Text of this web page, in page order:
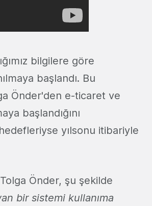
bilgilere göre
başlandı. Bu
Önder'den e-ticaret ve
başlandığını
yılsonu itibariyle
Önder, şu şekilde
bir sistemi kullanıma